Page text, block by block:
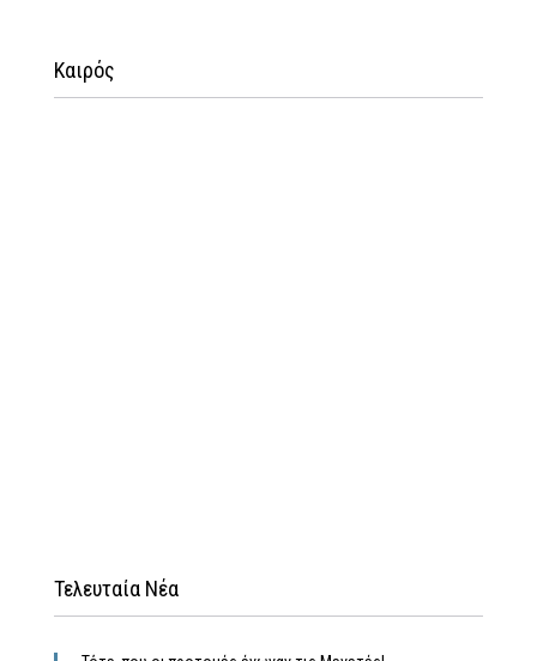
Καιρός
Τελευταία Νέα